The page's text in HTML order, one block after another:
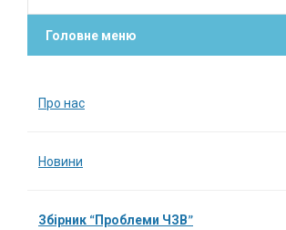
Головне меню
Про нас
Новини
Збірник “Проблеми ЧЗВ”